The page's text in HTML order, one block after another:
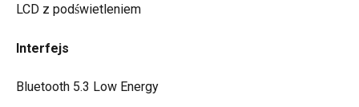
LCD z podświetleniem
Interfejs
Bluetooth 5.3 Low Energy